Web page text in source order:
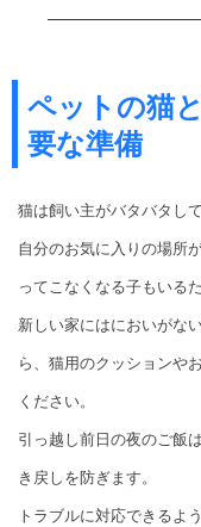
ペットの猫
要な準備
猫は飼い主がバタバタし
自分のお気に入りの場所
ってこなくなる子もいる
新しい家にはにおいがな
ら、猫用のクッションや
ください。
引っ越し前日の夜のご飯
き戻しを防ぎます。
トラブルに対応できるよ